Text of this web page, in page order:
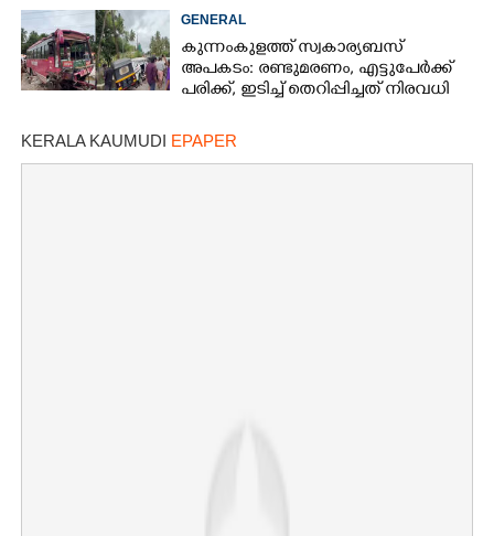
GENERAL
കുന്നംകുളത്ത് സ്വകാര്യബസ്
അപകടം: രണ്ടുമരണം, എട്ടുപേർക്ക്
പരിക്ക്, ഇടിച്ച് തെറിപ്പിച്ചത് നിരവധി
KERALA KAUMUDI EPAPER